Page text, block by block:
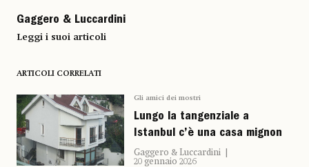
Gaggero & Luccardini
Leggi i suoi articoli
ARTICOLI CORRELATI
Gli amici dei mostri
Lungo la tangenziale a
Istanbul c’è una casa mignon
Gaggero & Luccardini
20 gennaio 2026